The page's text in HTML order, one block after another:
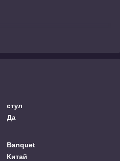
стул
Да
Banquet
Китай